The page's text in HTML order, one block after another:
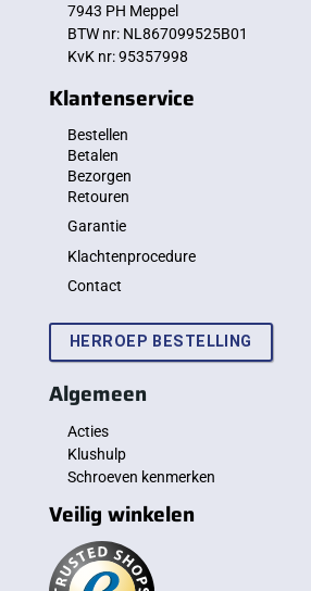
7943 PH Meppel
BTW nr: NL867099525B01
KvK nr: 95357998
Klantenservice
Bestellen
Betalen
Bezorgen
Retouren
Garantie
Klachtenprocedure
Contact
HERROEP BESTELLING
Algemeen
Acties
Klushulp
Schroeven kenmerken
Veilig winkelen